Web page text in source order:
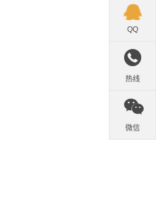

QQ

热线

微信